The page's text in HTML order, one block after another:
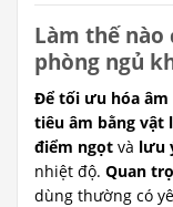
Làm thế nào
phòng ngủ
Để tối ưu hóa âm
tiêu âm bằng vật
điểm ngọt và lưu
nhiệt độ. Quan
dùng thường có